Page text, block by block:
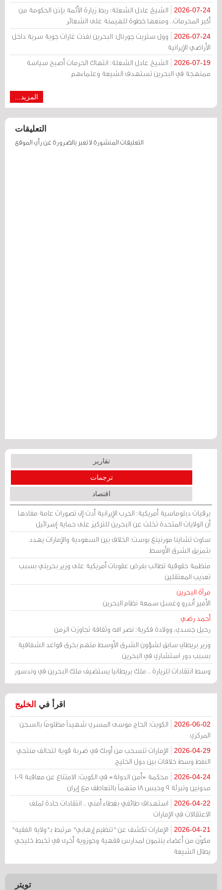
2026-07-24
الشيخ عادل الشعلة: ربط زيارة الأئمة بإذن الحكومة من
أكبر المحرمات.. ومنعها خطوة للهيمنة على الشعائر
2026-07-24
وول ستريت جورنال: البحرين نفذت غارات جوية سرية داخل
الأراضي الإيرانية
2026-07-19
الشيخ عادل الشعلة: انتهاك الحرمات أصبح سياسة
ممنهجة في البحرين تستهدف الشيعة وعلماءهم
المزيد...
التعليقات
التعليقات المنشورة لا تعبر بالضرورة عن رأي الموقع
تقارير
ترجمات
اقتصاد
برقيات دبلوماسية أمريكية: الحرب الإيرانية أدت إلى تصورات عامة مفادها
أن الولايات المتحدة تخلت عن البحرين للتركيز على حماية إسرائيل
ساوث تشاينا مورنينغ بوست: الخلاف بين السعودية والإمارات يهدد
بتمزيق الشرق الأوسط
منظمة حقوقية تطالب بفرض عقوبات أمريكية على وزير بحريني بسبب
تعذيب المعتقلين
مرآة البحرين
الأمير أندرو وغسل سمعة نظام البحرين
أحمد رضي
رحيل جسدي، وولادة فكرية: نصر الله وثقافة تجاوزت الزمن
وزير بريطاني سابق لشؤون الشرق الأوسط متهم بخرق قواعد الشفافية
بسبب دور استشاري في البحرين
وسط انتقادات للزيارة .. ملك بريطانيا يستضيف ملك البحرين في وندسور
اقرأ في الخليج
2026-06-02
الكويت: الحاج موسى المسري شهيداً مظلومًا بالسجن
المركزي
2026-04-29
الإمارات تنسحب من أوبك في ضربة قوية لتحالف منتجي
النفط وسط خلافات بين دول الخليج
2026-04-24
محكمة «أمن الدولة» في الكويت: الامتناع عن معاقبة 109
مدونين وتبرئة 9 وحبس 18 متهماً بالتعاطف مع إيران
2026-04-22
استهداف طائفي بغطاء أمني .. انتقادات حادة لملف
الاعتقالات في الإمارات
2026-04-21
الإمارات تكشف عن "تنظيم إرهابي" مرتبط بـ"ولاية الفقيه"
مكوّن من أعضاء ينتمون لمدارس فقهية وحوزوية أخرى في تخبط خليجي
يطال الشيعة
تويتر